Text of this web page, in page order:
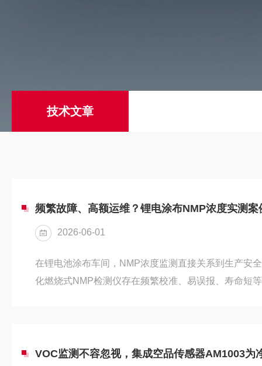
技术文章
频繁故障、高额运维？锂电涂布NMP浓度实测案
2026-06-01
在锂电池涂布车间，NMP浓度监测直接关系到生产安
化燃烧式NMP检测仪存在频繁校准、易误报、寿命短
挂测时间：2025.12.01–2026.02.26·国际品牌A（催化
VOC监测不容忽视，集成空品传感器AM1003为